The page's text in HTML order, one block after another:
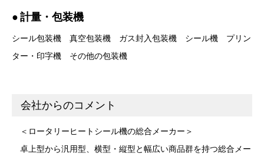
計量・包装機
シール包装機 真空包装機 ガス封入包装機 シール機
プリン
ター・印字機
その他の包装機
会社からのコメント
＜ロータリーヒートシール機の総合メーカー＞
卓上型から汎用型、横型・縦型と幅広い商品群を持つ総合メー